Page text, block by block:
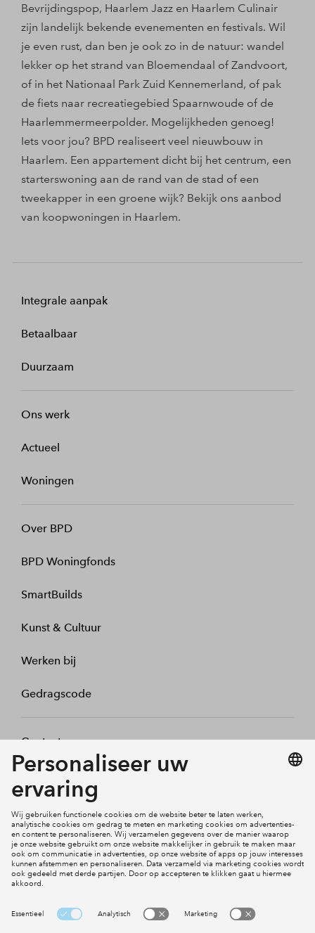
Bevrijdingspop, Haarlem Jazz en Haarlem Culinair
zijn landelijk bekende evenementen en festivals. Wil
je even rust, dan ben je ook zo in de natuur: wandel
lekker op het strand van Bloemendaal of Zandvoort,
of in het Nationaal Park Zuid Kennemerland, of pak
de fiets naar recreatiegebied Spaarnwoude of de
Haarlemmermeerpolder. Mogelijkheden genoeg!
Iets voor jou? BPD realiseert veel nieuwbouw in
Haarlem. Een appartement dicht bij het centrum, een
starterswoning aan de rand van de stad of een
tweekapper in een groene wijk? Bekijk ons aanbod
van koopwoningen in Haarlem.
Integrale aanpak
Betaalbaar
Duurzaam
Ons werk
Actueel
Woningen
Over BPD
BPD Woningfonds
SmartBuilds
Kunst & Cultuur
Werken bij
Gedragscode
Contact
Mijn profiel
Social Media